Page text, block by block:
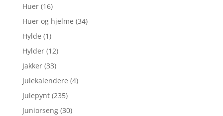
Huer (16)
Huer og hjelme (34)
Hylde (1)
Hylder (12)
Jakker (33)
Julekalendere (4)
Julepynt (235)
Juniorseng (30)